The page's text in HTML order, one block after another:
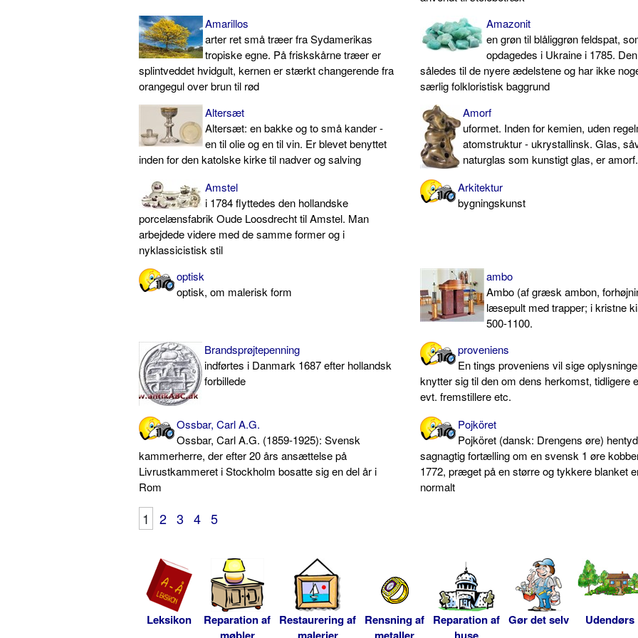
Amarillos
arter ret små træer fra Sydamerikas
tropiske egne. På friskskårne træer er
splintveddet hvidgult, kernen er stærkt changerende fra
orangegul over brun til rød
Amazonit
en grøn til blåliggrøn feldspat,
opdagedes i Ukraine i 1785.
således til de nyere ædelstene og har ikke
særlig folkloristisk baggrund
Altersæt
Altersæt: en bakke og to små kander -
en til olie og en til vin. Er blevet benyttet
inden for den katolske kirke til nadver og salving
Amorf
uformet. Inden for kemien, uden
atomstruktur - ukrystallinsk. Glas,
naturglas som kunstigt glas, er amorf.
Amstel
i 1784 flyttedes den hollandske
porcelænsfabrik Oude Loosdrecht til Amstel. Man
arbejdede videre med de samme former og i
nyklassicistisk stil
Arkitektur
bygningskunst
optisk
optisk, om malerisk form
ambo
Ambo (af græsk ambon,
læsepult med trapper; i kristne
500-1100.
Brandsprøjtepenning
indførtes i Danmark 1687 efter hollandsk
forbillede
proveniens
En tings proveniens vil sige
knytter sig til den om dens herkomst, tidligere
evt. fremstillere etc.
Ossbar, Carl A.G.
Ossbar, Carl A.G. (1859-1925): Svensk
kammerherre, der efter 20 års ansættelse på
Livrustkammeret i Stockholm bosatte sig en del år i
Rom
Pojköret
Pojköret (dansk: Drengens øre)
sagnagtig fortælling om en svensk 1 øre
1772, præget på en større og tykkere blanket
normalt
1 2 3 4 5
Leksikon
Reparation af Restaurering af Rensning af Reparation af Gør det selv Udendørs